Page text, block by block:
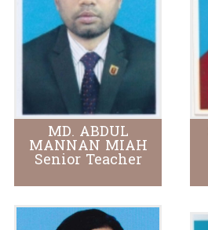
MD. ABDUL
MANNAN MIAH
Senior Teacher